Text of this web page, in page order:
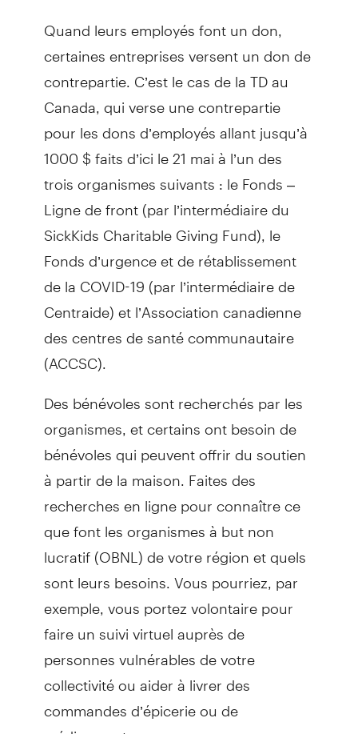
Quand leurs employés font un don,
certaines entreprises versent un don de
contrepartie. C’est le cas de la TD au
Canada, qui verse une contrepartie
pour les dons d’employés allant jusqu’à
1000 $ faits d’ici le 21 mai à l’un des
trois organismes suivants : le Fonds ‒
Ligne de front (par l’intermédiaire du
SickKids Charitable Giving Fund), le
Fonds d’urgence et de rétablissement
de la COVID-19 (par l’intermédiaire de
Centraide) et l’Association canadienne
des centres de santé communautaire
(ACCSC).
Des bénévoles sont recherchés par les
organismes, et certains ont besoin de
bénévoles qui peuvent offrir du soutien
à partir de la maison. Faites des
recherches en ligne pour connaître ce
que font les organismes à but non
lucratif (OBNL) de votre région et quels
sont leurs besoins. Vous pourriez, par
exemple, vous portez volontaire pour
faire un suivi virtuel auprès de
personnes vulnérables de votre
collectivité ou aider à livrer des
commandes d’épicerie ou de